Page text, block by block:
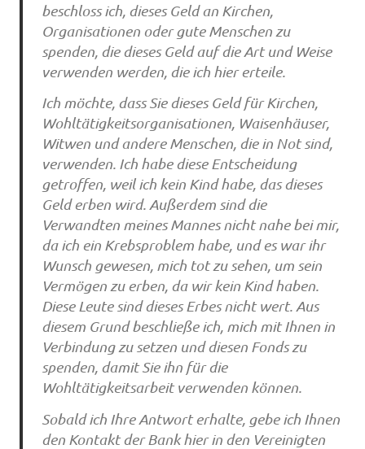
beschloss ich, dieses Geld an Kirchen,
Organisationen oder gute Menschen zu
spenden, die dieses Geld auf die Art und Weise
verwenden werden, die ich hier erteile.
Ich möchte, dass Sie dieses Geld für Kirchen,
Wohltätigkeitsorganisationen, Waisenhäuser,
Witwen und andere Menschen, die in Not sind,
verwenden. Ich habe diese Entscheidung
getroffen, weil ich kein Kind habe, das dieses
Geld erben wird. Außerdem sind die
Verwandten meines Mannes nicht nahe bei mir,
da ich ein Krebsproblem habe, und es war ihr
Wunsch gewesen, mich tot zu sehen, um sein
Vermögen zu erben, da wir kein Kind haben.
Diese Leute sind dieses Erbes nicht wert. Aus
diesem Grund beschließe ich, mich mit Ihnen in
Verbindung zu setzen und diesen Fonds zu
spenden, damit Sie ihn für die
Wohltätigkeitsarbeit verwenden können.
Sobald ich Ihre Antwort erhalte, gebe ich Ihnen
den Kontakt der Bank hier in den Vereinigten